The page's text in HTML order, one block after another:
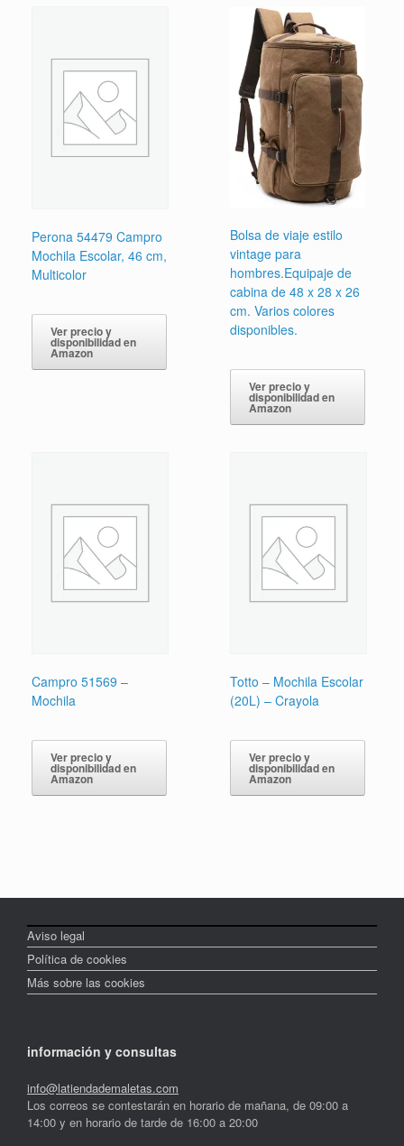
Perona 54479 Campro
Mochila Escolar, 46 cm,
Multicolor
Ver precio y
disponibilidad en
Amazon
Bolsa de viaje estilo
vintage para
hombres.Equipaje de
cabina de 48 x 28 x 26
cm. Varios colores
disponibles.
Ver precio y
disponibilidad en
Amazon
Campro 51569 –
Mochila
Ver precio y
disponibilidad en
Amazon
Totto – Mochila Escolar
(20L) – Crayola
Ver precio y
disponibilidad en
Amazon
Aviso legal
Política de cookies
Más sobre las cookies
información y consultas
info@latiendademaletas.com
Los correos se contestarán en horario de mañana, de 09:00 a
14:00 y en horario de tarde de 16:00 a 20:00